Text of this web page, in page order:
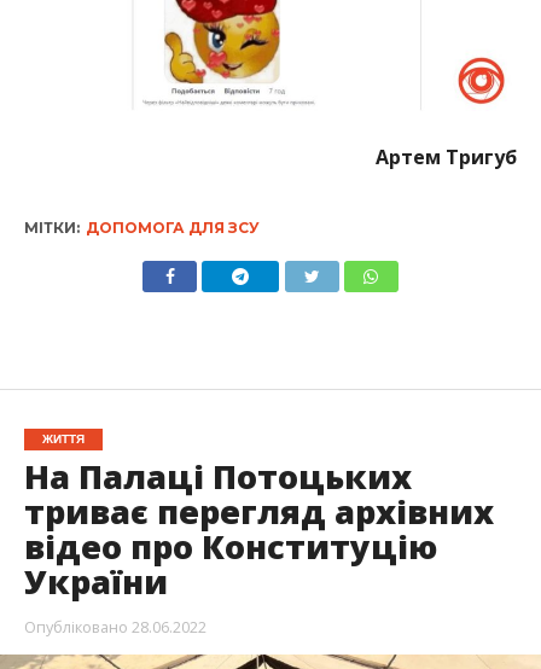
Артем Тригуб
МІТКИ: ДОПОМОГА ДЛЯ ЗСУ
ЖИТТЯ
На Палаці Потоцьких
триває перегляд архівних
відео про Конституцію
України
Опубліковано 28.06.2022